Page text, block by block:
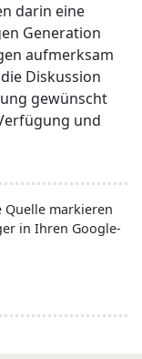
darin eine
Generation
aufmerksam
Diskussion
gewünscht
und
markieren
in Ihren Google-